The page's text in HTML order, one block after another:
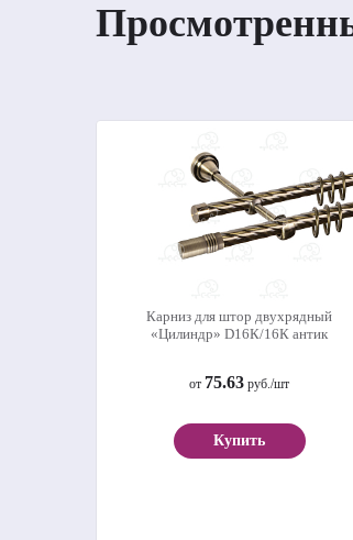
Карниз для штор двухрядный
«Цилиндр» D16К/16К антик
от 75.63 руб./шт
Купить